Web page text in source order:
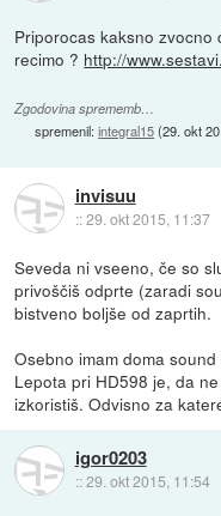
Priporocas kaksno
recimo ? http://
Zgodovina sprememb…
spremenil:integral15(29. okt
invisuu
::29. okt 2015, 11:37
Seveda ni vseeno, če so
privoščiš odprte (zaradi
bistveno boljše od zaprtih.
Osebno imam doma
Lepota pri HD598 je, da
izkoristiš. Odvisno za
igor0203
::29. okt 2015, 11:54